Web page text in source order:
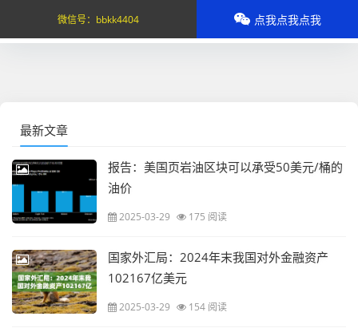
最新文章
报告：美国页岩油区块可以承受50美元/桶的
油价
2025-03-29 175 阅读
国家外汇局：2024年末我国对外金融资产
102167亿美元
2025-03-29 154 阅读
微信号： bbkk4404 点我点我点我